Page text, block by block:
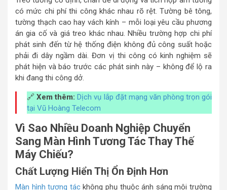
có mức chi phí thi công khác nhau rõ rệt. Tường bê tông,
tường thạch cao hay vách kính – mỗi loại yêu cầu phương
án gia cố và giá treo khác nhau. Nhiều trường hợp chi phí
phát sinh đến từ hệ thống điện không đủ công suất hoặc
phải đi dây ngầm dài. Đơn vị thi công có kinh nghiệm sẽ
phát hiện và báo trước các phát sinh này – không để lộ ra
khi đang thi công dở.
🔗Xem thêm:Dịch vụ lắp đặt mạng văn phòng trọn gói
tại Vũ Hoàng Telecom
Vì Sao Nhiều Doanh Nghiệp Chuyển
Sang Màn Hình Tương Tác Thay Thế
Máy Chiếu?
Chất Lượng Hiển Thị Ổn Định Hơn
Màn hình tương táckhông phụ thuộc ánh sáng môi trường